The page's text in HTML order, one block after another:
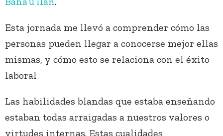
Esta jornada me llevó a comprender cómo las
personas pueden llegar a conocerse mejor ellas
mismas, y cómo esto se relaciona con el éxito
laboral
Las habilidades blandas que estaba enseñando
estaban todas arraigadas a nuestros valores o
virtudes internas. Estas cualidades